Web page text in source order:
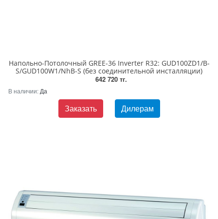
Напольно-Потолочный GREE-36 Inverter R32: GUD100ZD1/B-
S/GUD100W1/NhB-S (без соединительной инсталляции)
642 720 тг.
В наличии: Да
Заказать Дилерам